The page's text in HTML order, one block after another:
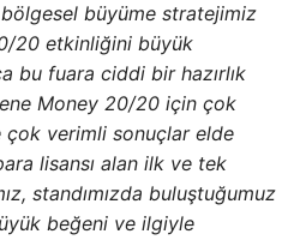
büyüme stratejimiz
20 etkinliğini büyük
bu fuara ciddi bir hazırlık
Money 20/20 için çok
çok verimli sonuçlar elde
lisansı alan ilk ve tek
standımızda buluştuğumuz
beğeni ve ilgiyle